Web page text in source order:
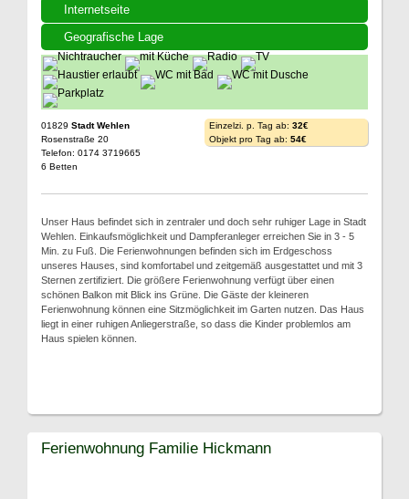
Internetseite
Geografische Lage
01829 Stadt Wehlen
Rosenstraße 20
Telefon: 0174 3719665
6 Betten
Einzelzi. p. Tag ab: 32€
Objekt pro Tag ab: 54€
Unser Haus befindet sich in zentraler und doch sehr ruhiger Lage in Stadt
Wehlen. Einkaufsmöglichkeit und Dampferanleger erreichen Sie in 3 - 5
Min. zu Fuß. Die Ferienwohnungen befinden sich im Erdgeschoss
unseres Hauses, sind komfortabel und zeitgemäß ausgestattet und mit 3
Sternen zertifiziert. Die größere Ferienwohnung verfügt über einen
schönen Balkon mit Blick ins Grüne. Die Gäste der kleineren
Ferienwohnung können eine Sitzmöglichkeit im Garten nutzen. Das Haus
liegt in einer ruhigen Anliegerstraße, so dass die Kinder problemlos am
Haus spielen können.
Ferienwohnung Familie Hickmann